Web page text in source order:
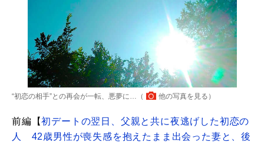
“初恋の相手”との再会が一転、悪夢に…（ 他の写真を見る ）
前編【初デートの翌日、父親と共に夜逃げした初恋の
人 42歳男性が喪失感を抱えたまま出会った妻と、後